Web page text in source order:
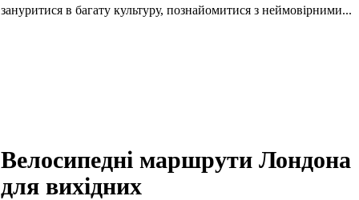
зануритися в багату культуру, познайомитися з неймовірними...
Велосипедні маршрути Лондона
для вихідних